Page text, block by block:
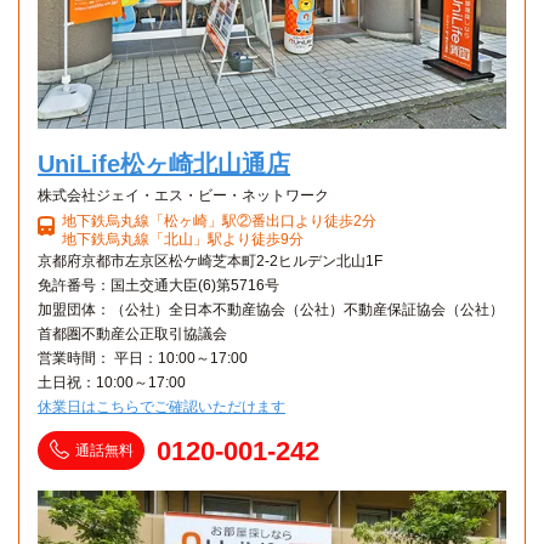
UniLife松ヶ崎北山通店
株式会社ジェイ・エス・ビー・ネットワーク
地下鉄烏丸線「松ヶ崎」駅②番出口より徒歩2分
地下鉄烏丸線「北山」駅より徒歩9分
京都府京都市左京区松ケ崎芝本町2-2ヒルデン北山1F
免許番号：国土交通大臣(6)第5716号
加盟団体：（公社）全日本不動産協会（公社）不動産保証協会（公社）
首都圏不動産公正取引協議会
営業時間： 平日：10:00～17:00
土日祝：10:00～17:00
休業日はこちらでご確認いただけます
通話無料 0120-001-242